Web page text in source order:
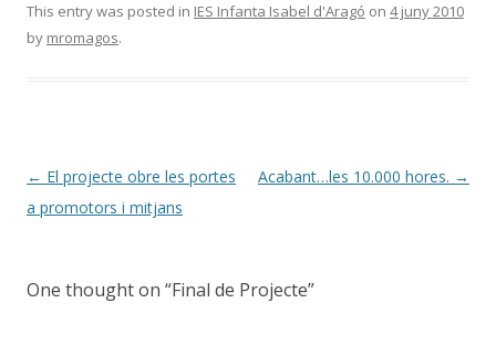
This entry was posted in IES Infanta Isabel d'Aragó on 4 juny 2010
by mromagos.
Post
navigation
← El projecte obre les portes
a promotors i mitjans
Acabant…les 10.000 hores. →
One thought on “Final de Projecte”